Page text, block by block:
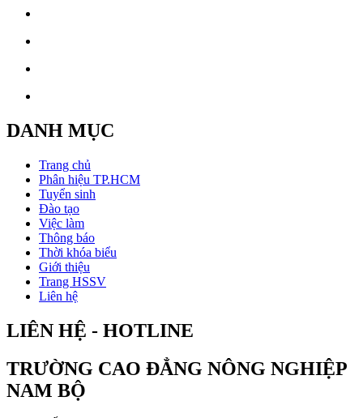
DANH MỤC
Trang chủ
Phân hiệu TP.HCM
Tuyển sinh
Đào tạo
Việc làm
Thông báo
Thời khóa biểu
Giới thiệu
Trang HSSV
Liên hệ
LIÊN HỆ - HOTLINE
TRƯỜNG CAO ĐẲNG NÔNG NGHIỆP
NAM BỘ